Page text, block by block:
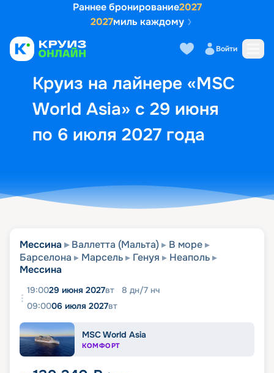
Раннее бронирование2027
2027миль каждому
Войти
Круиз на лайнере «MSC
World Asia» с 29 июня
по 6 июля 2027 года
Выбор кают Маршрут и
Мессина Валлетта (Мальта)
В море
Барселона
Марсель Генуя
Неаполь
Мессина
19:0029 июня 2027вт 8 дн/7 нч
09:0006 июля 2027вт
MSC World Asia
КОМФОРТ